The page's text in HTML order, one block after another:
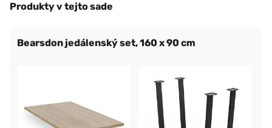
Produkty v tejto sade
Bearsdon jedálenský set, 160 x 90 cm